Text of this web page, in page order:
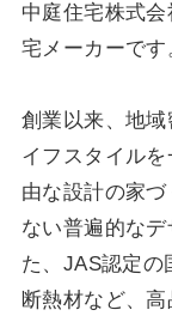
中庭住宅株式
宅メーカーです
創業以来、地
イフスタイル
由な設計の家
ない普遍的な
た、JAS認定の
断熱材など、